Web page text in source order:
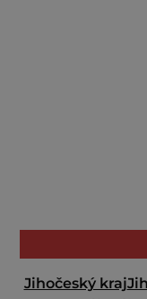
Jihočeský kraj